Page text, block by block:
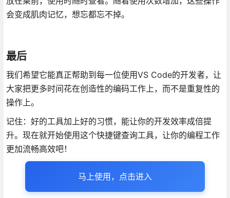
会变成肌肉记忆，想忘都忘不掉。
最后
我们希望它能真正帮助到每一位使用VS Code的开发者，让
大家把更多时间花在创造性的编码工作上，而不是重复性的
操作上。
记住：好的工具加上好的习惯，能让你的开发效率成倍提
升。现在就开始使用这个快捷键查询工具，让你的编程工作
更加流畅高效吧！
马上使用，点击进入